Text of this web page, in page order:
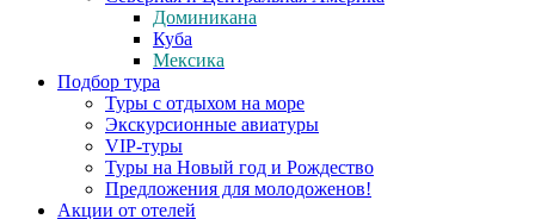
Доминикана
Куба
Мексика
Подбор тура
Туры с отдыхом на море
Экскурсионные авиатуры
VIP-туры
Туры на Новый год и Рождество
Предложения для молодоженов!
Акции от отелей